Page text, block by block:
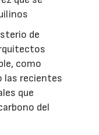
de
como
las recientes
que
del